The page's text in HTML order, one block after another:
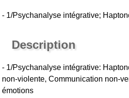
- 1/Psychanalyse intégrative;
Description
- 1/Psychanalyse intégrative:
non-violente, Communication non-
émotions